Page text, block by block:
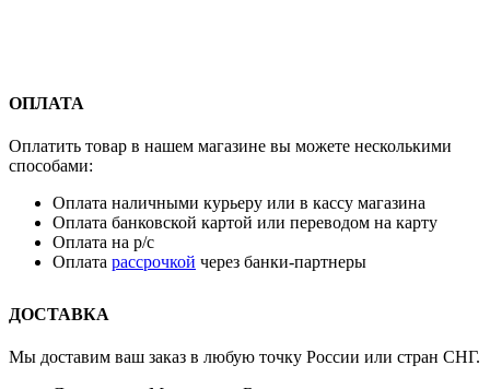
ОПЛАТА
Оплатить товар в нашем магазине вы можете несколькими
способами:
Оплата наличными курьеру или в кассу магазина
Оплата банковской картой или переводом на карту
Оплата на р/с
Оплата рассрочкой через банки-партнеры
ДОСТАВКА
Мы доставим ваш заказ в любую точку России или стран СНГ.